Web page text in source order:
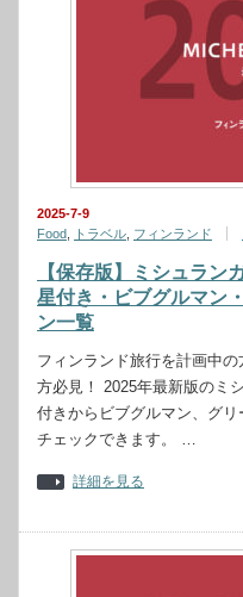
2025-7-9
Food
トラベル フィンランド
【保存版】ミシュラン
星付き・ビブグルマン
ン一覧
フィンランド旅行を計画中
方必見！ 2025年最新版のミ
付きからビブグルマン、グ
チェックできます。 …
詳細を見る